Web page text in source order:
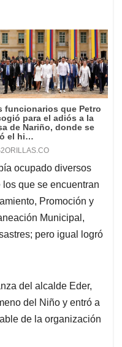
ocupado diversos
que se encuentran
Promoción y
Municipal,
pero igual logró
del alcalde Eder,
del Niño y entró a
de la organización